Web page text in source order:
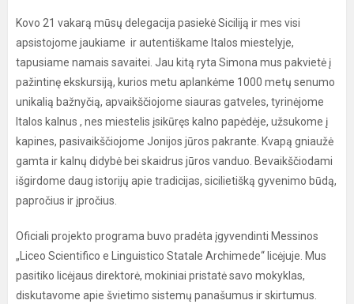
Kovo 21 vakarą mūsų delegacija pasiekė Siciliją ir mes visi
apsistojome jaukiame ir autentiškame Italos miestelyje,
tapusiame namais savaitei. Jau kitą ryta Simona mus pakvietė į
pažintinę ekskursiją, kurios metu aplankėme 1000 metų senumo
unikalią bažnyčią, apvaikščiojome siauras gatveles, tyrinėjome
Italos kalnus , nes miestelis įsikūręs kalno papėdėje, užsukome į
kapines, pasivaikščiojome Jonijos jūros pakrante. Kvapą gniaužė
gamta ir kalnų didybė bei skaidrus jūros vanduo. Bevaikščiodami
išgirdome daug istorijų apie tradicijas, sicilietišką gyvenimo būdą,
papročius ir įpročius.
Oficiali projekto programa buvo pradėta įgyvendinti Messinos
„Liceo Scientifico e Linguistico Statale Archimede“ licėjuje. Mus
pasitiko licėjaus direktorė, mokiniai pristatė savo mokyklas,
diskutavome apie švietimo sistemų panašumus ir skirtumus.